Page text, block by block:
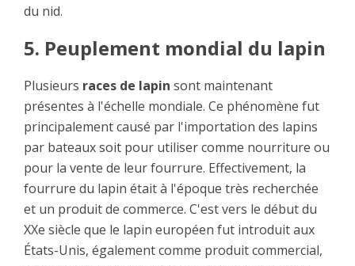
du nid.
5. Peuplement mondial du lapin
Plusieurs races de lapin sont maintenant
présentes à l'échelle mondiale. Ce phénomène fut
principalement causé par l'importation des lapins
par bateaux soit pour utiliser comme nourriture ou
pour la vente de leur fourrure. Effectivement, la
fourrure du lapin était à l'époque très recherchée
et un produit de commerce. C'est vers le début du
XXe siècle que le lapin européen fut introduit aux
États-Unis, également comme produit commercial,